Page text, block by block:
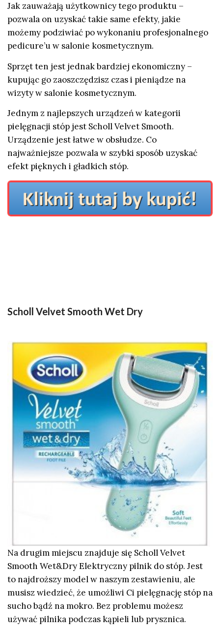
Jak zauważają użytkownicy tego produktu –
pozwala on uzyskać takie same efekty, jakie
możemy podziwiać po wykonaniu profesjonalnego
pedicure’u w salonie kosmetycznym.
Sprzęt ten jest jednak bardziej ekonomiczny –
kupując go zaoszczędzisz czas i pieniądze na
wizyty w salonie kosmetycznym.
Jednym z najlepszych urządzeń w kategorii
pielęgnacji stóp jest Scholl Velvet Smooth.
Urządzenie jest łatwe w obsłudze. Co
najważniejsze pozwala w szybki sposób uzyskać
efekt pięknych i gładkich stóp.
Scholl Velvet Smooth Wet Dry
Na drugim miejscu znajduje się Scholl Velvet
Smooth Wet&Dry Elektryczny pilnik do stóp. Jest
to najdroższy model w naszym zestawieniu, ale
musisz wiedzieć, że umożliwi Ci pielęgnację stóp na
sucho bądź na mokro. Bez problemu możesz
używać pilnika podczas kąpieli lub prysznica.